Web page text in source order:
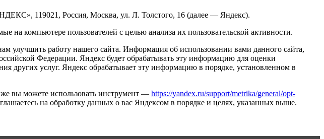
119021, Россия, Москва, ул. Л. Толстого, 16 (далее — Яндекс).
компьютере пользователей с целью анализа их пользовательской активности.
работу нашего сайта. Информация об использовании вами данного сайта,
Федерации. Яндекс будет обрабатывать эту информацию для оценки
других услуг. Яндекс обрабатывает эту информацию в порядке, установленном в
вы можете использовать инструмент — https://yandex.ru/support/metrika/general/opt-
на обработку данных о вас Яндексом в порядке и целях, указанных выше.